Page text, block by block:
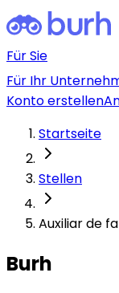
Für Sie
Für Ihr
Konto erstellen
Startseite
Stellen
Auxiliar de
Burh